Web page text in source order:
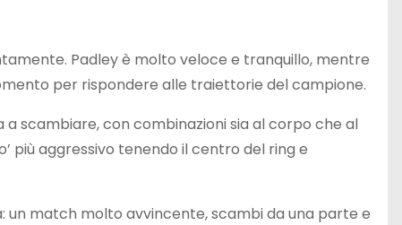
Padley è molto veloce e tranquillo, mentre
per rispondere alle traiettorie del campione.
a scambiare, con combinazioni sia al corpo che al
più aggressivo tenendo il centro del ring e
match molto avvincente, scambi da una parte e